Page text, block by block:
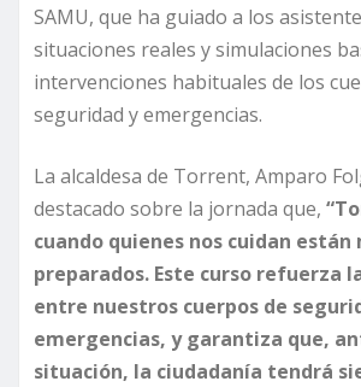
SAMU, que ha guiado a los
situaciones reales y simulaciones
intervenciones habituales de los
seguridad y emergencias.
La alcaldesa de Torrent, Amparo
destacado sobre la jornada que,
cuando quienes nos cuidan están
preparados. Este curso refuerza
entre nuestros cuerpos de
emergencias, y garantiza que,
situación, la ciudadanía tendrá